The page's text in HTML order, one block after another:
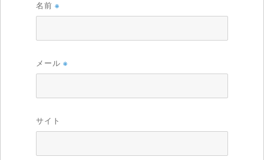
名前 ※
メール ※
サイト